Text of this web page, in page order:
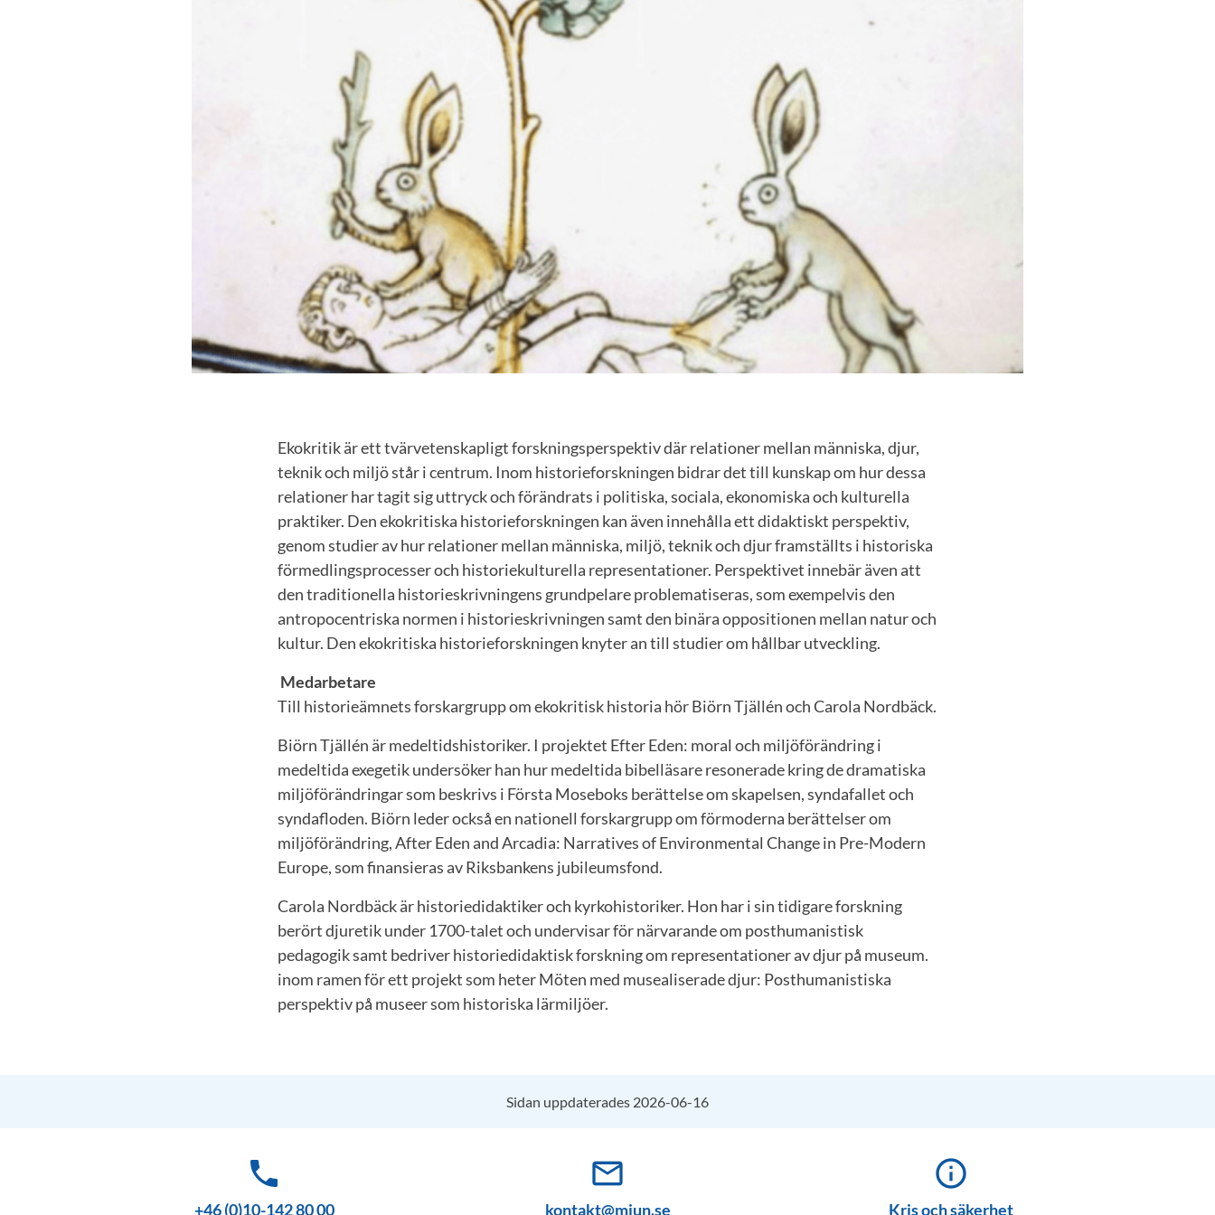
Ekokritik är ett tvärvetenskapligt forskningsperspektiv där relationer mellan människa, djur,
teknik och miljö står i centrum. Inom historieforskningen bidrar det till kunskap om hur dessa
relationer har tagit sig uttryck och förändrats i politiska, sociala, ekonomiska och kulturella
praktiker. Den ekokritiska historieforskningen kan även inne­hålla ett didaktiskt perspektiv,
genom studier av hur relationer mellan människa, miljö, teknik och djur framställts i historiska
förmedlingsprocesser och historiekulturella representationer. Perspektivet innebär även att
den traditionella historieskrivningens grund­pelare problematiseras, som exempelvis den
antropocentriska normen i historieskrivningen samt den binära oppositionen mellan natur och
kultur. Den ekokritiska historieforskningen knyter an till studier om hållbar utveckling.
Medarbetare
Till historieämnets forskargrupp om ekokritisk historia hör Biörn Tjällén och Carola Nordbäck.
Biörn Tjällén är medeltidshistoriker. I projektet Efter Eden: moral och miljöförändring i
medeltida exegetik undersöker han hur medeltida bibelläsare resonerade kring de dramatiska
miljöförändringar som beskrivs i Första Moseboks berättelse om skapelsen, syndafallet och
syndafloden. Biörn leder också en nationell forskargrupp om förmoderna berättelser om
miljöförändring, After Eden and Arcadia: Narratives of Environmental Change in Pre-Modern
Europe, som finansieras av Riksbankens jubileumsfond.
Carola Nordbäck är historiedidaktiker och kyrkohistoriker. Hon har i sin tidigare forskning
berört djuretik under 1700-talet och undervisar för närvarande om posthumanistisk
pedagogik samt bedriver historiedidaktisk forskning om representationer av djur på museum.
inom ramen för ett projekt som heter Möten med musealiserade djur: Posthumanistiska
perspektiv på museer som historiska lärmiljöer.
Sidan uppdaterades 2026-06-16
phone
+46 (0)10-142 80 00
mail_outline
kontakt@miun.se
info_outline
Kris och säkerhet